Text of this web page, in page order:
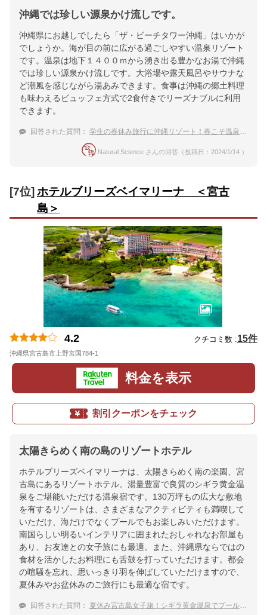
沖縄では珍しい源泉かけ流しです。
沖縄県にお越しでしたら「ザ・ビーチタワー沖縄」はいかが
でしょうか。海が目の前に広がる過ごしやすい温泉リゾート
です。温泉は地下１４００ｍから湧き出る豊かなお湯で沖縄
では珍しい源泉かけ流しです。大浴場や露天風呂やサウナな
ど潮風を感じながら湯あみできます。食事は沖縄の郷土料理
も味わえるビュッフェ方式で2食付きでリーズナブルに利用
できます。
回答された質問： 学生の春休み旅行に沖縄リゾート！春こそ温泉を楽しみたいのでおすすめ宿を教えて。
Natural Science さんの回答（投稿日：2024/1/14 ）
[7位] ホテルブリーズベイマリーナ ＜宮古
島＞
4.2 クチコミ数 :15件
沖縄県宮古島市上野宮国784-1
料金を表示
割引クーポンをチェック
太陽きらめく南の島のリゾートホテル
ホテルブリーズベイマリーナは、太陽きらめく南の楽園、宮
古島にあるリゾートホテル。湯量豊富で良質のシギラ黄金温
泉をご堪能いただける温泉宿です。130万坪もの広大な敷地
を有するリゾートは、さまざまなアクティビティも満喫して
いただけ、海だけでなくプールでもお楽しみいただけます。
南国らしい明るいインテリアに囲まれたおしゃれなお部屋も
あり、お友達との女子旅にも最適。また、沖縄県ならではの
食材を活かしたお料理にも舌鼓を打っていただけます。都会
の喧騒を忘れ、思いっきり羽を伸ばしていただけますので、
夏休みやお盆休みのご旅行にも最適な宿です。
回答された質問： 夏休み宮古島女子旅！シギラ黄金温泉でプールに入れるおすすめ宿が知りたい